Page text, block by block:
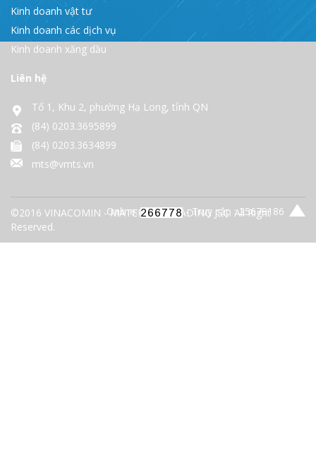
Kinh doanh vật tư
Kinh doanh các dịch vụ
Kinh doanh xăng dầu
Liên hệ
Tổ 1, Khu 2, phường Hạ Long, tỉnh QN
(84) 0203.3695899
(84) 0203.3634899
mts@vmts.vn
©2016 VINACOMIN - MATERIALS TRADING JSC. All Right
Reserved.
Online: - Truy cập : 25679186